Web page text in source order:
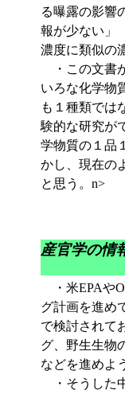
る曝露の影響
報が少ない」
濃度に類似の
・この文書
いろな化学物
も１種類では
験的な研究が
学物質の１品
かし、現在の
と思う。n>
産官学の情
・米EPAや
グ計画を進め
で検討されて
グ、野生生物
などを進めよ
・そうした